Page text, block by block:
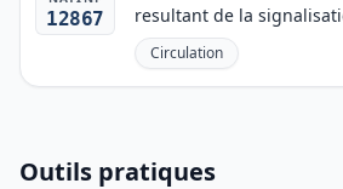
12867
resultant de la
Circulation
Outils pratiques